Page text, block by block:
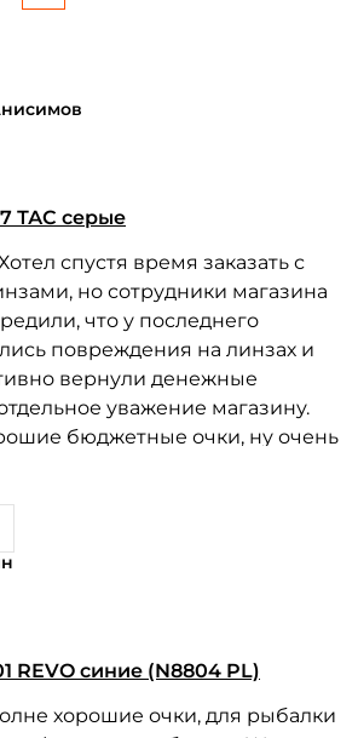
ТАС серые
спустя время заказать с
но сотрудники магазина
что у последнего
повреждения на линзах и
вернули денежные
уважение магазину.
бюджетные очки, ну очень
REVO синие (N8804 PL)
хорошие очки, для рыбалки